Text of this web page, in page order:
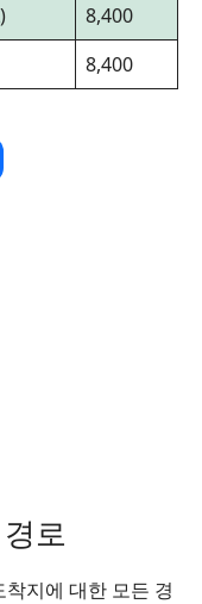
8,400
8,400
로
지에 대한 모든 경